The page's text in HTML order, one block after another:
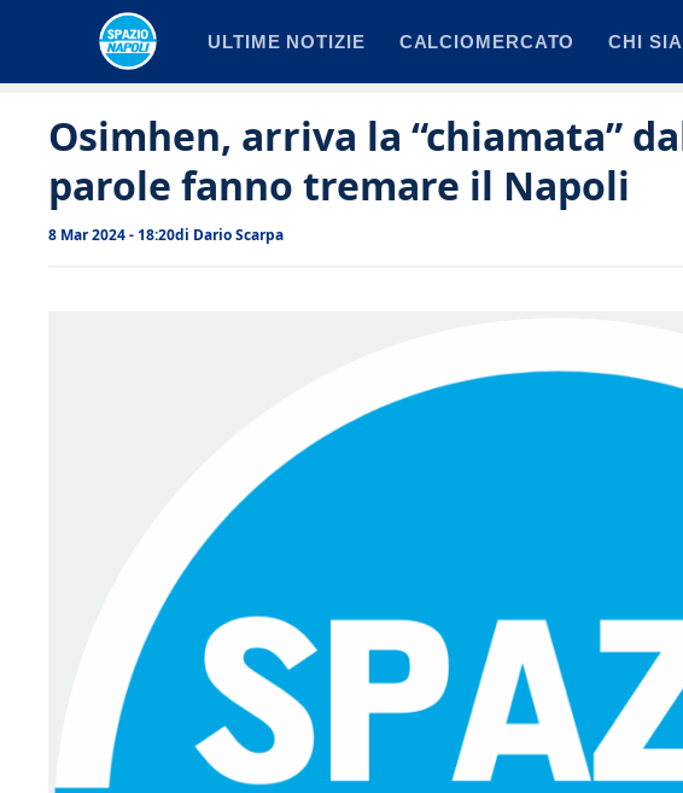
ULTIME NOTIZIE CALCIOMERCATO CHI
Osimhen, arriva la “chiamata”
parole fanno tremare il Napoli
8 Mar 2024 - 18:20di Dario Scarpa